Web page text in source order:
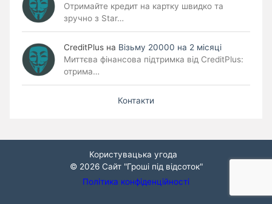
Отримайте кредит на картку швидко та
зручно з Star…
CreditPlus на Візьму 20000 на 2 місяці
Миттєва фінансова підтримка від CreditPlus:
отрима…
Контакти
Користувацька угода
© 2026 Сайт "Гроші під відсоток"
Політика конфіденційності